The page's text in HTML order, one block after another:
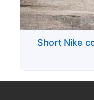
Short Nike